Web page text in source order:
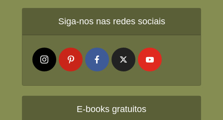
Siga-nos nas redes sociais
E-books gratuitos